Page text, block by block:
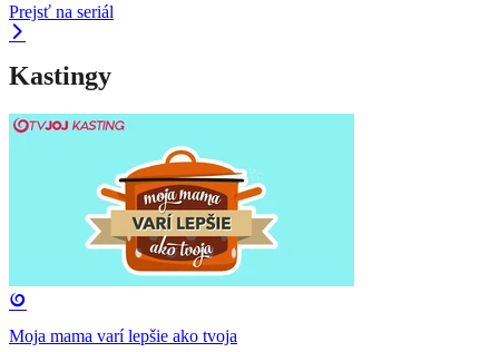
Prejsť na seriál
Kastingy
Moja mama varí lepšie ako tvoja